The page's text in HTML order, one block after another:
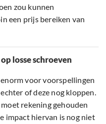
zou kunnen
een prijs bereiken van
losse schroeven
voor voorspellingen
of deze nog kloppen.
rekening gehouden
impact hiervan is nog niet